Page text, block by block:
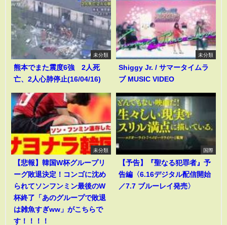
未分類
熊本でまた震度6強 2人死
亡、2人心肺停止(16/04/16)
未分類
Shiggy Jr. / サマータイムラ
ブ MUSIC VIDEO
未分類
【悲報】韓国W杯グループリ
ーグ敗退決定！コンゴに沈め
られてソンフンミン最後のW
杯終了「あのグループで敗退
は雑魚すぎww」がこちらで
す！！！！
国際
【予告】『聖なる犯罪者』予
告編〈6.16デジタル配信開始
／7.7 ブルーレイ発売〉